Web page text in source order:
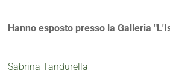
Hanno esposto presso la Galleria
Sabrina Tandurella